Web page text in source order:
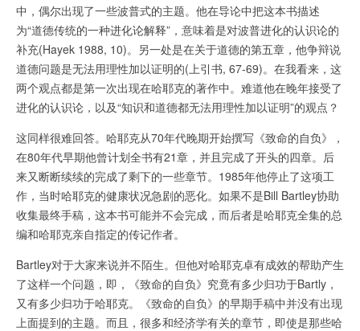
中，偶尔出现了一些波普式的主题。他在导论中把这本书描述
为“道德传统的一种进化论解释”，意味着是对波普进化的认识论的
补充(Hayek 1988, 10)。另一处是在关于道德的第五章，他争辩说
道德问题是无法用理性加以证明的(上引书, 67-69)。在我看来，这
两个观点都是第一次出现在哈耶克的著作中。难道他在晚年接受了
进化的认识论，以及“知识和道德都无法用理性加以证明”的观点？
这同样很难回答。哈耶克从70年代晚期开始撰写《致命的自负》，
在80年代早期他曾计划全书有21章，并且完成了开头的四章。后
来又断断续续的完成了剩下的一些章节。1985年他停止了这项工
作，当时哈耶克的健康状况急剧的恶化。如果不是Bill Bartley协助
收集最终手稿，这本书可能并不会完成，而后者是哈耶克全集的总
编和哈耶克亲自指定的传记作者。
Bartley对于大家来说并不陌生。但他对哈耶克卓有成效的帮助产生
了这样一个问题，即，《致命的自负》究竟有多少归功于Bartly，
又有多少归功于哈耶克。《致命的自负》的早期手稿中并没有出现
上面提到的主题。而且，很多和经济学有关的章节，即使是那些哈